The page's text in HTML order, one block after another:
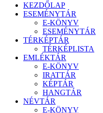
KEZDŐLAP
ESEMÉNYTÁR
E-KÖNYV
ESEMÉNYTÁR
TÉRKÉPTÁR
TÉRKÉPLISTA
EMLÉKTÁR
E-KÖNYV
IRATTÁR
KÉPTÁR
HANGTÁR
NÉVTÁR
E-KÖNYV